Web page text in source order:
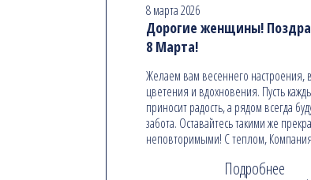
8 марта 2026
Дорогие женщины!
8 Марта!
Желаем вам весеннего настроения,
цветения и вдохновения. Пусть
приносит радость, а рядом всегда
забота. Оставайтесь такими же
неповторимыми! С теплом,
Подробнее